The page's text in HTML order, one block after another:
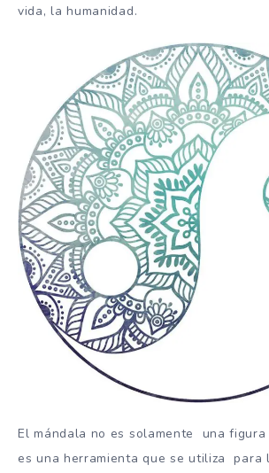
vida, la humanidad.
El mándala no es solamente una figura
es una herramienta que se utiliza para